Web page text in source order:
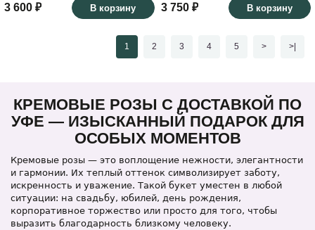
3 600 ₽ В корзину 3 750 ₽ В корзину
1 2 3 4 5 > >|
КРЕМОВЫЕ РОЗЫ С ДОСТАВКОЙ ПО
УФЕ — ИЗЫСКАННЫЙ ПОДАРОК ДЛЯ
ОСОБЫХ МОМЕНТОВ
Кремовые розы — это воплощение нежности, элегантности
и гармонии. Их теплый оттенок символизирует заботу,
искренность и уважение. Такой букет уместен в любой
ситуации: на свадьбу, юбилей, день рождения,
корпоративное торжество или просто для того, чтобы
выразить благодарность близкому человеку.